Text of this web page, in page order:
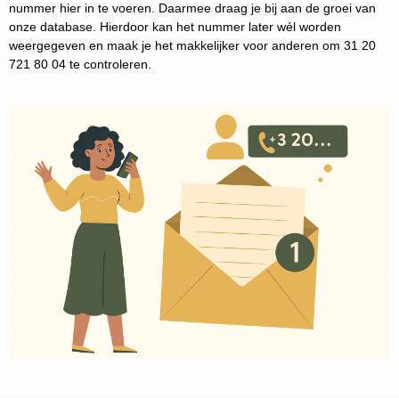
nummer hier in te voeren. Daarmee draag je bij aan de groei van
onze database. Hierdoor kan het nummer later wél worden
weergegeven en maak je het makkelijker voor anderen om 31 20
721 80 04 te controleren.